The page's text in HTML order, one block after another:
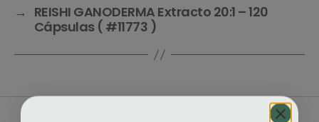
→ REISHI GANODERMA Extracto 20:1 – 120
Cápsulas ( #11773 )